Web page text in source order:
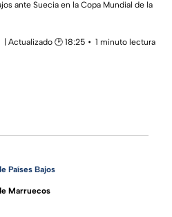
ante Suecia en la Copa Mundial de la
| Actualizado 🕑 18:25
1 minuto lectura
Países Bajos
Marruecos